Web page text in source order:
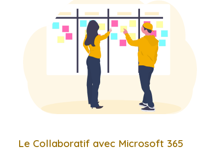
Le Collaboratif avec Microsoft 365